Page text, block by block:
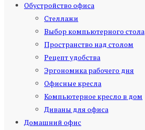
Обустройство офиса
Стеллажи
Выбор компьютерного стола
Пространство над столом
Рецепт удобства
Эргономика рабочего дня
Офисные кресла
Компьютерное кресло в дом
Диваны для офиса
Домашний офис